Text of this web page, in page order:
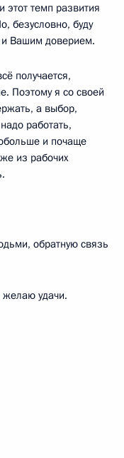
этот темп развития
безусловно, буду
Вашим доверием.
получается,
Поэтому я со своей
а выбор,
работать,
и почаще
из рабочих
обратную связь
желаю удачи.